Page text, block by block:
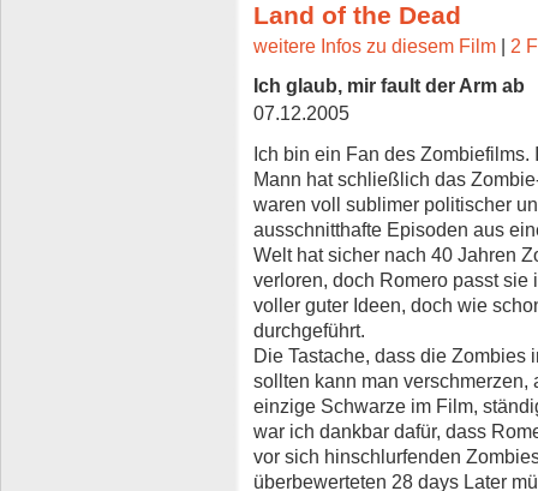
Land of the Dead
weitere Infos zu diesem Film | 2
Ich glaub, mir fault der Arm ab
07.12.2005
Ich bin ein Fan des
Mann hat schließlich das
waren voll sublimer politischer
ausschnitthafte Episoden aus
Welt hat sicher nach 40 Jahren
verloren, doch Romero passt
voller guter Ideen, doch wie
durchgeführt.
Die Tastache, dass die
sollten kann man verschmerzen,
einzige Schwarze im Film,
war ich dankbar dafür, dass
vor sich hinschlurfenden
überbewerteten 28 days Later